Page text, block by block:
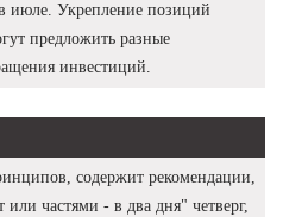
июле. Укрепление позиций
предложить разные
инвестиций.
содержит рекомендации,
частями - в два дня" четверг,